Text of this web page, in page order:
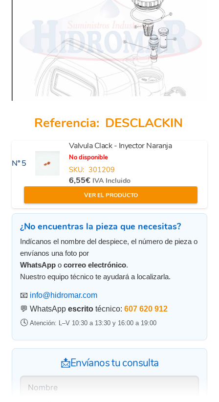
Referencia: DESCLACKIN
Nº 5
Valvula Clack - Inyector Naranja
No disponible
SKU: 301209
6,55€ IVA Incluido
VER EL PRODUCTO
¿No encuentras la pieza que necesitas?
Indícanos el nombre del despiece, el número de pieza o
envíanos una foto por
WhatsApp o correo electrónico.
Nuestro equipo técnico te ayudará a localizarla.
📧 info@hidromar.com
💬 WhatsApp escrito técnico: 607 620 912
🕓 Atención: L–V 10:30 a 13:30 y 16:00 a 19:00
📩Envíanos tu consulta